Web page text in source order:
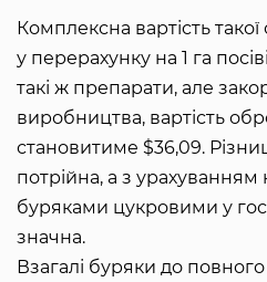
Комплексна вартість
у перерахунку на 1 га
такі ж препарати, але
виробництва, вартість
становитиме $36,09.
потрійна, а з урахуванням
буряками цукровими у
значна.
Взагалі буряки до